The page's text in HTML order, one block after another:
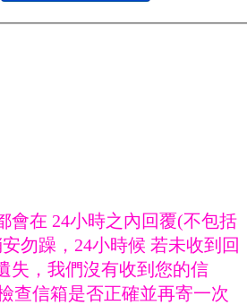
會在 24小時之內回覆(不包括
勿躁，24小時候 若未收到回
失，我們沒有收到您的信
查信箱是否正確並再寄一次